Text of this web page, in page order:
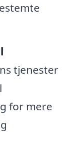
tjenester
for mere